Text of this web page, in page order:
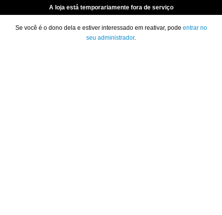
A loja está temporariamente fora de serviço
Se você é o dono dela e estiver interessado em reativar, pode entrar no
seu administrador.